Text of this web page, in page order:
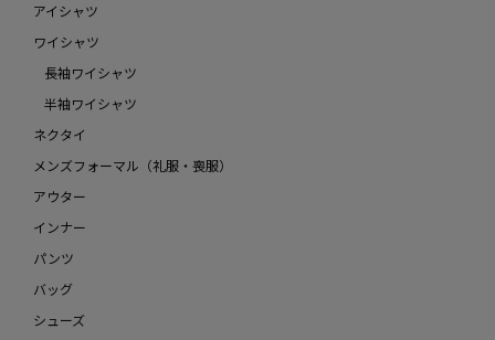
アイシャツ
ワイシャツ
長袖ワイシャツ
半袖ワイシャツ
ネクタイ
メンズフォーマル（礼服・喪服）
アウター
インナー
パンツ
バッグ
シューズ